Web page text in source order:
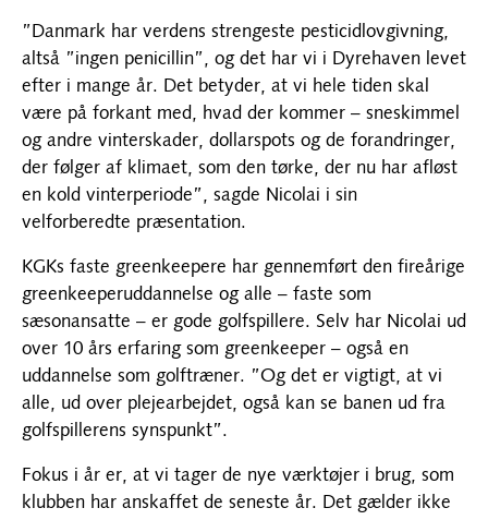
”Danmark har verdens strengeste pesticidlovgivning,
altså ”ingen penicillin”, og det har vi i Dyrehaven levet
efter i mange år. Det betyder, at vi hele tiden skal
være på forkant med, hvad der kommer – sneskimmel
og andre vinterskader, dollarspots og de forandringer,
der følger af klimaet, som den tørke, der nu har afløst
en kold vinterperiode”, sagde Nicolai i sin
velforberedte præsentation.
KGKs faste greenkeepere har gennemført den fireårige
greenkeeperuddannelse og alle – faste som
sæsonansatte – er gode golfspillere. Selv har Nicolai ud
over 10 års erfaring som greenkeeper – også en
uddannelse som golftræner. ”Og det er vigtigt, at vi
alle, ud over plejearbejdet, også kan se banen ud fra
golfspillerens synspunkt”.
Fokus i år er, at vi tager de nye værktøjer i brug, som
klubben har anskaffet de seneste år. Det gælder ikke